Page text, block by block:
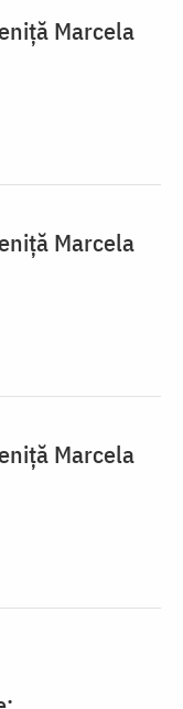
Marcela
Marcela
Marcela